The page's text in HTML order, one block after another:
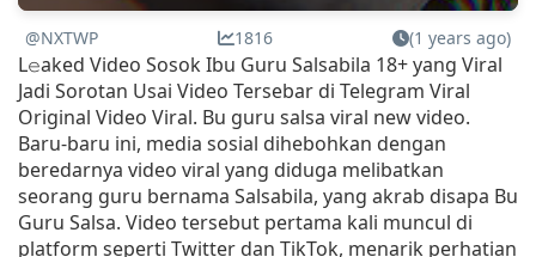
@NXTWP 1816 (1 years ago)
L𝚎aked Video Sosok Ibu Guru Salsabila 18+ yang Viral
Jadi Sorotan Usai Video Tersebar di Telegram Viral
Original Video Viral. Bu guru salsa viral new video.
Baru-baru ini, media sosial dihebohkan dengan
beredarnya video viral yang diduga melibatkan
seorang guru bernama Salsabila, yang akrab disapa Bu
Guru Salsa. Video tersebut pertama kali muncul di
platform seperti Twitter dan TikTok, menarik perhatian